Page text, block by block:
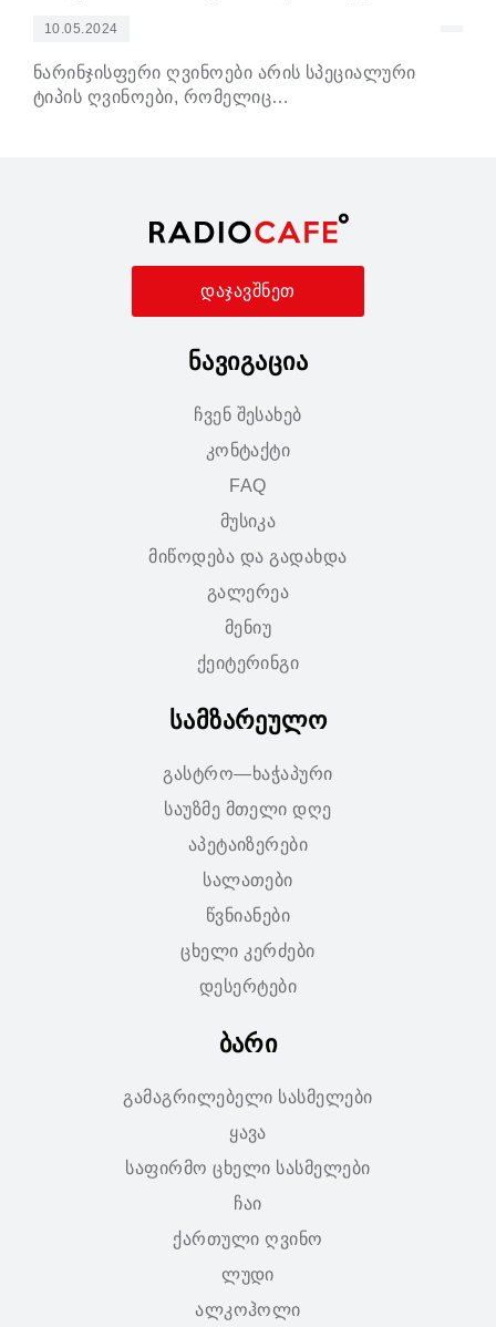
10.05.2024
ნარინჯისფერი ღვინოები არის სპეციალური
ტიპის ღვინოები, რომელიც…
დაჯავშნეთ
ნავიგაცია
ჩვენ შესახებ
კონტაქტი
FAQ
მუსიკა
მიწოდება და გადახდა
გალერეა
მენიუ
ქეიტერინგი
სამზარეულო
გასტრო—ხაჭაპური
საუზმე მთელი დღე
აპეტაიზერები
სალათები
წვნიანები
ცხელი კერძები
დესერტები
ბარი
გამაგრილებელი სასმელები
ყავა
საფირმო ცხელი სასმელები
ჩაი
ქართული ღვინო
ლუდი
ალკოჰოლი